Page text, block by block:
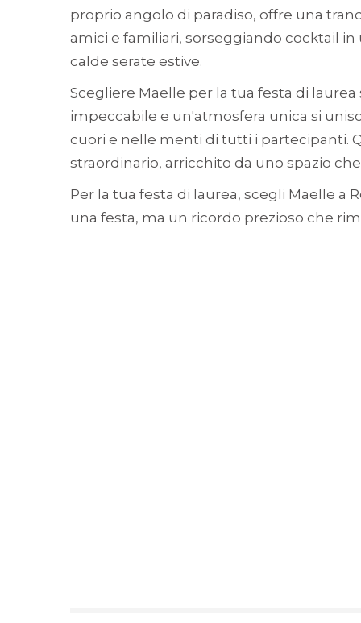
proprio angolo di paradiso, offre una
amici e familiari, sorseggiando cocktail
calde serate estive.
Scegliere Maelle per la tua festa di
impeccabile e un'atmosfera unica si
cuori e nelle menti di tutti i partecipanti.
straordinario, arricchito da uno spazio
Per la tua festa di laurea, scegli Maelle a
una festa, ma un ricordo prezioso che